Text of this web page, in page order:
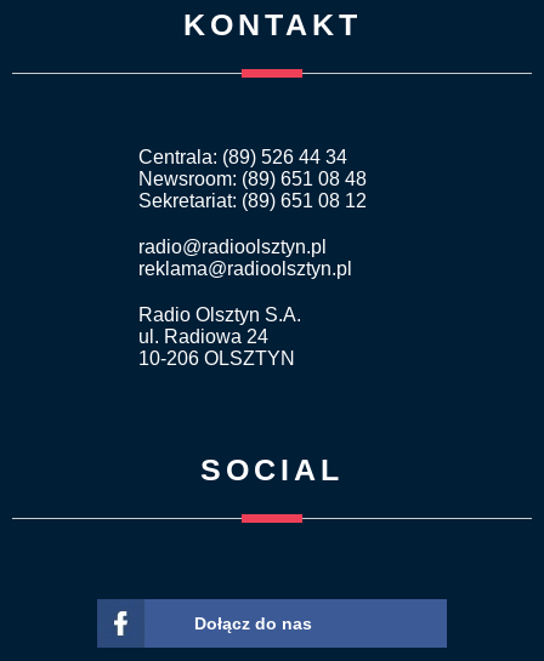
KONTAKT
Centrala: (89) 526 44 34
Newsroom: (89) 651 08 48
Sekretariat: (89) 651 08 12
radio@radioolsztyn.pl
reklama@radioolsztyn.pl
Radio Olsztyn S.A.
ul. Radiowa 24
10-206 OLSZTYN
SOCIAL
Dołącz do nas